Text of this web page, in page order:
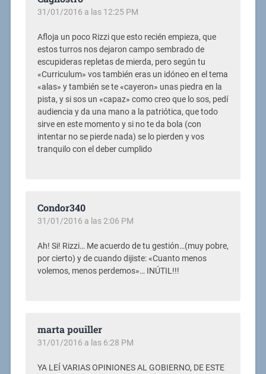
31/01/2016 a las 12:25 PM
Afloja un poco Rizzi que esto recién empieza, que
estos turros nos dejaron campo sembrado de
escupideras repletas de mierda, pero según tu
«Curriculum» vos también eras un idóneo en el tema
«alas» y también se te «cayeron» unas piedra en la
pista, y si sos un «capaz» como creo que lo sos, pedí
audiencia y da una mano a la patriótica, que todo
sirve en este momento y si no te da bola (con
intentar no se pierde nada) se lo pierden y vos
tranquilo con el deber cumplido
Condor340
31/01/2016 a las 2:06 PM
Ah! Si! Rizzi… Me acuerdo de tu gestión…(muy pobre,
por cierto) y de cuando dijiste: «Cuanto menos
volemos, menos perdemos»… INÚTIL!!!
marta pouiller
31/01/2016 a las 6:28 PM
YA LEÍ VARIAS OPINIONES AL GOBIERNO, DE ESTE